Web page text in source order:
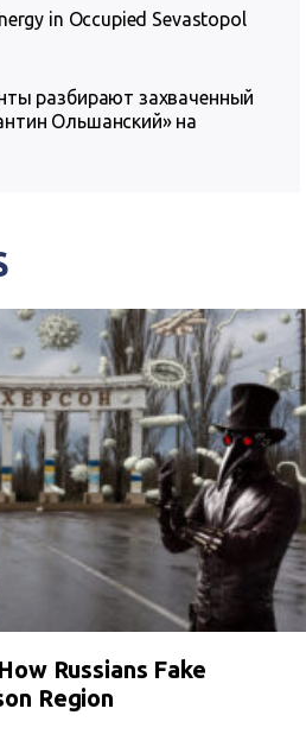
in Occupied Sevastopol
разбирают захваченный
Ольшанский» на
Russians Fake
Region